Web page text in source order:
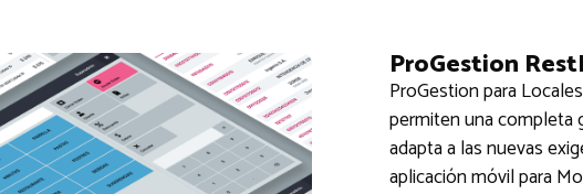
ProGestion
ProGestion para
permiten una completa
adapta a las nuevas
aplicación móvil para